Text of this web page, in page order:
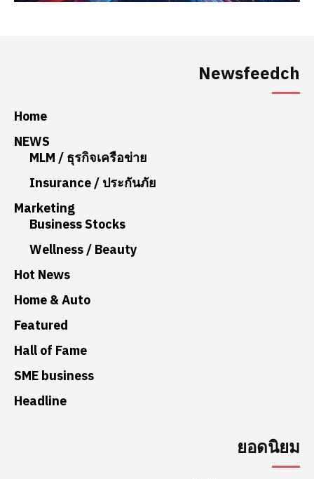
Newsfeedch
Home
NEWS
MLM / ธุรกิจเครือข่าย
Insurance / ประกันภัย
Marketing
Business Stocks
Wellness / Beauty
Hot News
Home & Auto
Featured
Hall of Fame
SME business
Headline
ยอดนิยม